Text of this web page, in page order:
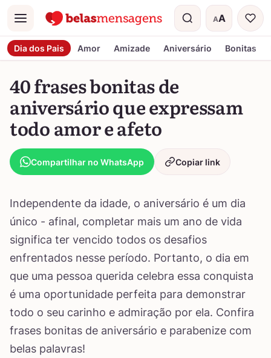
Menu AA
Tamanho do
Dia dos Pais Amor Amizade Aniversário Bonitas
40 frases bonitas de
aniversário que expressam
todo amor e afeto
Compartilhar no WhatsApp Copiar link
Independente da idade, o aniversário é um dia
único - afinal, completar mais um ano de vida
significa ter vencido todos os desafios
enfrentados nesse período. Portanto, o dia em
que uma pessoa querida celebra essa conquista
é uma oportunidade perfeita para demonstrar
todo o seu carinho e admiração por ela. Confira
frases bonitas de aniversário e parabenize com
belas palavras!